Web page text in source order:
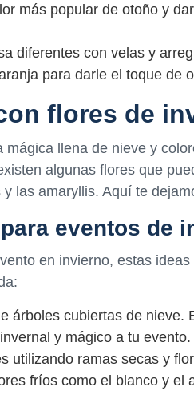
más popular de otoño y
diferentes con velas y
para darle el toque de
flores de
mágica llena de nieve y
algunas flores que
las amaryllis. Aquí te
eventos de
en invierno, estas
árboles cubiertas de nieve.
y mágico a tu evento.
utilizando ramas secas y
fríos como el blanco y el